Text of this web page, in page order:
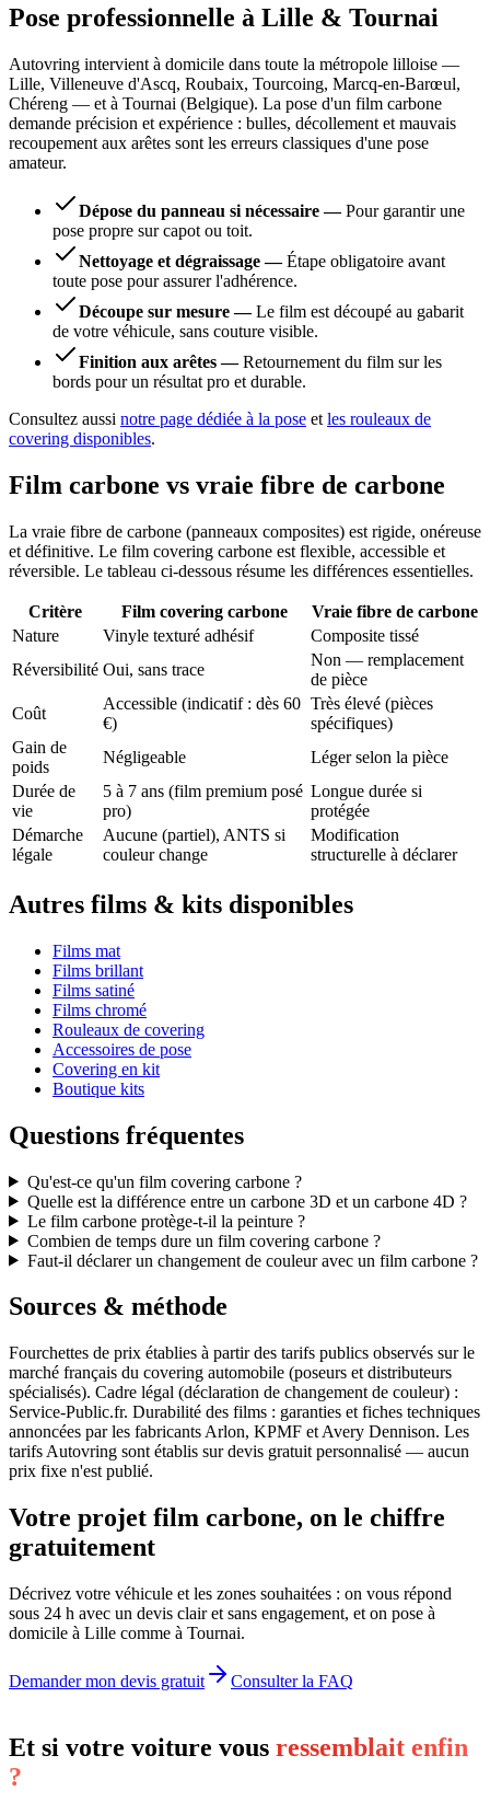
Pose professionnelle à Lille & Tournai
Autovring intervient à domicile dans toute la métropole lilloise —
Lille, Villeneuve d'Ascq, Roubaix, Tourcoing, Marcq-en-Barœul,
Chéreng — et à Tournai (Belgique). La pose d'un film carbone
demande précision et expérience : bulles, décollement et mauvais
recoupement aux arêtes sont les erreurs classiques d'une pose
amateur.
Dépose du panneau si nécessaire— Pour garantir une
pose propre sur capot ou toit.
Nettoyage et dégraissage— Étape obligatoire avant
toute pose pour assurer l'adhérence.
Découpe sur mesure— Le film est découpé au gabarit
de votre véhicule, sans couture visible.
Finition aux arêtes— Retournement du film sur les
bords pour un résultat pro et durable.
Consultez aussi notre page dédiée à la pose et les rouleaux de
covering disponibles.
Film carbone vs vraie fibre de carbone
La vraie fibre de carbone (panneaux composites) est rigide, onéreuse
et définitive. Le film covering carbone est flexible, accessible et
réversible. Le tableau ci-dessous résume les différences essentielles.
Critère Film covering carbone
Vraie fibre de carbone
Nature
Vinyle texturé adhésif
Composite tissé
Réversibilité Oui, sans trace
Non — remplacement
de pièce
Coût
Accessible (indicatif : dès 60
€)
Très élevé (pièces
spécifiques)
Gain de
poids
Négligeable
Léger selon la pièce
Durée de
vie
5 à 7 ans (film premium posé
pro)
Longue durée si
protégée
Démarche
légale
Aucune (partiel), ANTS si
couleur change
Modification
structurelle à déclarer
Autres films & kits disponibles
Films mat
Films brillant
Films satiné
Films chromé
Rouleaux de covering
Accessoires de pose
Covering en kit
Boutique kits
Questions fréquentes
Qu'est-ce qu'un film covering carbone ?
Quelle est la différence entre un carbone 3D et un carbone 4D ?
Le film carbone protège-t-il la peinture ?
Combien de temps dure un film covering carbone ?
Faut-il déclarer un changement de couleur avec un film carbone ?
Sources & méthode
Fourchettes de prix établies à partir des tarifs publics observés sur le
marché français du covering automobile (poseurs et distributeurs
spécialisés). Cadre légal (déclaration de changement de couleur) :
Service-Public.fr. Durabilité des films : garanties et fiches techniques
annoncées par les fabricants Arlon, KPMF et Avery Dennison. Les
tarifs Autovring sont établis sur devis gratuit personnalisé — aucun
prix fixe n'est publié.
Votre projet film carbone, on le chiffre
gratuitement
Décrivez votre véhicule et les zones souhaitées : on vous répond
sous 24 h avec un devis clair et sans engagement, et on pose à
domicile à Lille comme à Tournai.
Demander mon devis gratuit Consulter la FAQ
Et si votre voiture vous ressemblait enfin
?